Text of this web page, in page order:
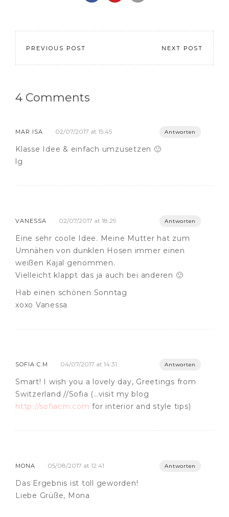
PREVIOUS POST NEXT POST
4 Comments
MAR ISA 02/07/2017 at 15:45 Antworten
Klasse Idee & einfach umzusetzen 🙂
lg
VANESSA 02/07/2017 at 18:29 Antworten
Eine sehr coole Idee. Meine Mutter hat zum
Umnähen von dunklen Hosen immer einen
weißen Kajal genommen.
Vielleicht klappt das ja auch bei anderen 🙂
Hab einen schönen Sonntag
xoxo Vanessa
SOFIA C.M 04/07/2017 at 14:31 Antworten
Smart! I wish you a lovely day, Greetings from
Switzerland //Sofia (…visit my blog
http://sofiacm.com for interior and style tips)
MONA 05/08/2017 at 12:41 Antworten
Das Ergebnis ist toll geworden!
Liebe Grüße, Mona